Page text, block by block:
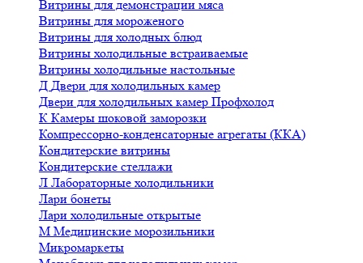
Витрины для демонстрации мяса
Витрины для мороженого
Витрины для холодных блюд
Витрины холодильные встраиваемые
Витрины холодильные настольные
Д Двери для холодильных камер
Двери для холодильных камер Профхолод
К Камеры шоковой заморозки
Компрессорно-конденсаторные агрегаты (ККА)
Кондитерские витрины
Кондитерские стеллажи
Л Лабораторные холодильники
Лари бонеты
Лари холодильные открытые
М Медицинские морозильники
Микромаркеты